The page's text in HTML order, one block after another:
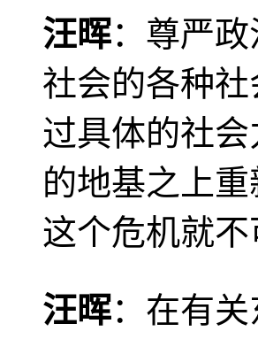
汪晖：尊严
社会的各种
过具体的社
的地基之上
这个危机就
汪晖：在有